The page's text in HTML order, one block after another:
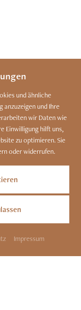
und ähnliche
anzuzeigen und Ihre
wir Daten wie
Einwilligung hilft uns,
zu optimieren. Sie
oder widerrufen.
Impressum
Luxus-Chalets
IMPRESSUM
BARRIEREFREIHEIT